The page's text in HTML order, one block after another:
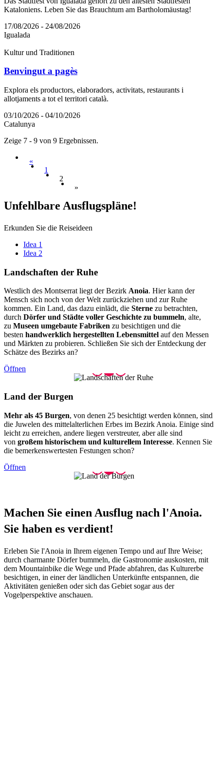
Kataloniens. Leben Sie das Brauchtum am Bartholomäustag!
17/08/2026 - 24/08/2026
Igualada
Kultur und Traditionen
Benvingut a pagès
Explora els productors, elaboradors, activitats, restaurants i
allotjaments a tot el territori català.
03/10/2026 - 04/10/2026
Catalunya
Zeige 7 - 9 von 9 Ergebnissen.
«
1
2
»
Unfehlbare Ausflugspläne!
Erkunden Sie die Reiseideen
Idea 1
Idea 2
Landschaften der Ruhe
Westlich des Montserrat liegt der Bezirk Anoia. Hier kann der
Mensch sich noch von der Welt zurückziehen und zur Ruhe
kommen. Ein Land, das dazu einlädt, die Sterne zu betrachten,
durch Dörfer und Städte voller Geschichte zu bummeln, alte,
zu Museen umgebaute Fabriken zu besichtigen und die
besten handwerklich hergestellten Lebensmittel auf den Messen
und Märkten zu probieren. Schließen Sie sich der Entdeckung der
Schätze des Bezirks an?
Öffnen
Land der Burgen
Mehr als 45 Burgen, von denen 25 besichtigt werden können, sind
die Juwelen des mittelalterlichen Erbes im Bezirk Anoia. Einige sind
leicht zu erreichen, andere liegen verstreuter, aber alle sind
von großem historischem und kulturellem Interesse. Kennen Sie
die bemerkenswertesten Festungen schon?
Öffnen
Machen Sie einen Ausflug nach l'Anoia.
Sie haben es verdient!
Erleben Sie l'Anoia in Ihrem eigenen Tempo und auf Ihre Weise;
durch charmante Dörfer bummeln, die Gastronomie auskosten, mit
dem Mountainbike die Wege und Pfade abfahren, das Kulturerbe
besichtigen, in einer der ländlichen Unterkünfte entspannen, die
Aktivitäten genießen oder sich das Gebiet sogar aus der
Vogelperspektive anschauen.